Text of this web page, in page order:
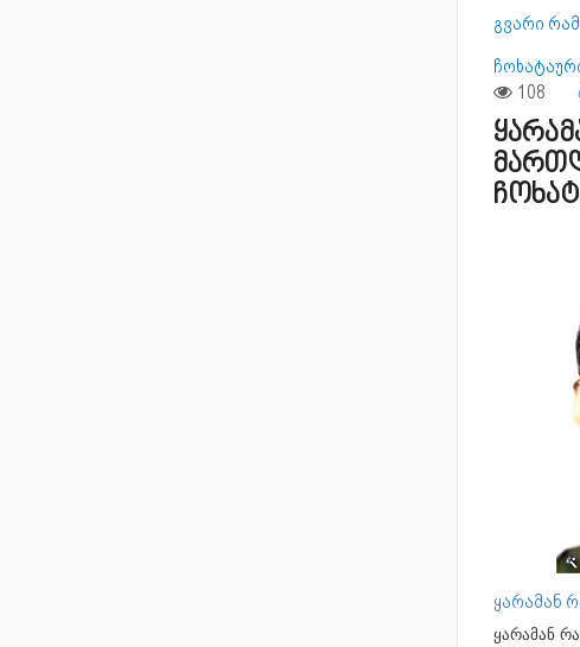
გვარი
108
ყარამან
ყარამან